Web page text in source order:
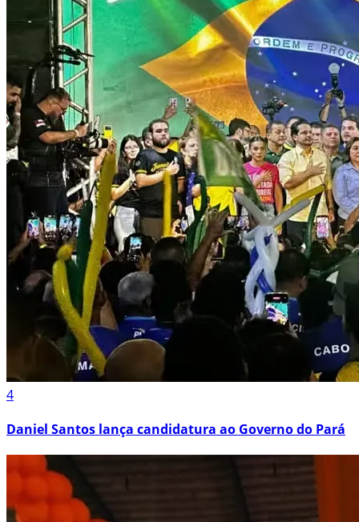
4
Daniel Santos lança candidatura ao Governo do Pará